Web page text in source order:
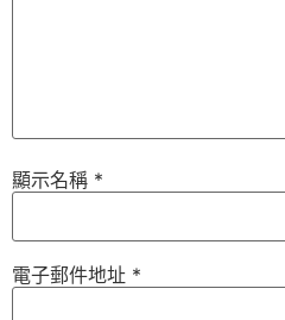
顯示名稱 *
電子郵件地址 *